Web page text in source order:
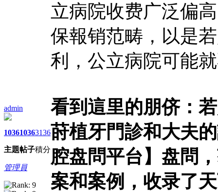
admin
1036
主題
1036
帖子
3136
積分
管理員
立病院收费广泛偏
保報销范畴，以是
利，公立病院可能
看到這里的朋侪：
莳植牙門診和大夫
腔盘問平台】盘問
案和案例，收录了